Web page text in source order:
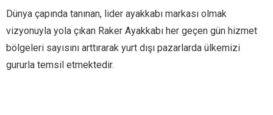
Dünya çapında tanınan, lider ayakkabı markası olmak
vizyonuyla yola çıkan Raker Ayakkabı her geçen gün hizmet
bölgeleri sayısını arttırarak yurt dışı pazarlarda ülkemizi
gururla temsil etmektedir.